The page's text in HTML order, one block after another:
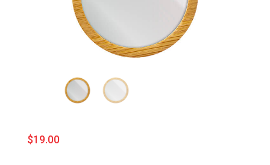
$19.00